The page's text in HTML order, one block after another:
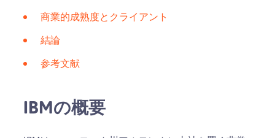
商業的成熟度とクライアント
結論
参考文献
IBMの概要